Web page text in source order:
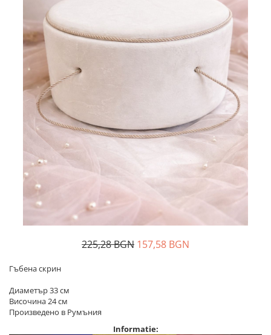
Дамски панталони
Дамски пуловери
Дамски сака
Дамски спортни комплекти
Дамски тениски
Дамски якета
Жилетка
Поли
Пояси за момчета
225,28 BGN 157,58 BGN
Гъбена скрин
Диаметър 33 см
Височина 24 см
Произведено в Румъния
Informatie: